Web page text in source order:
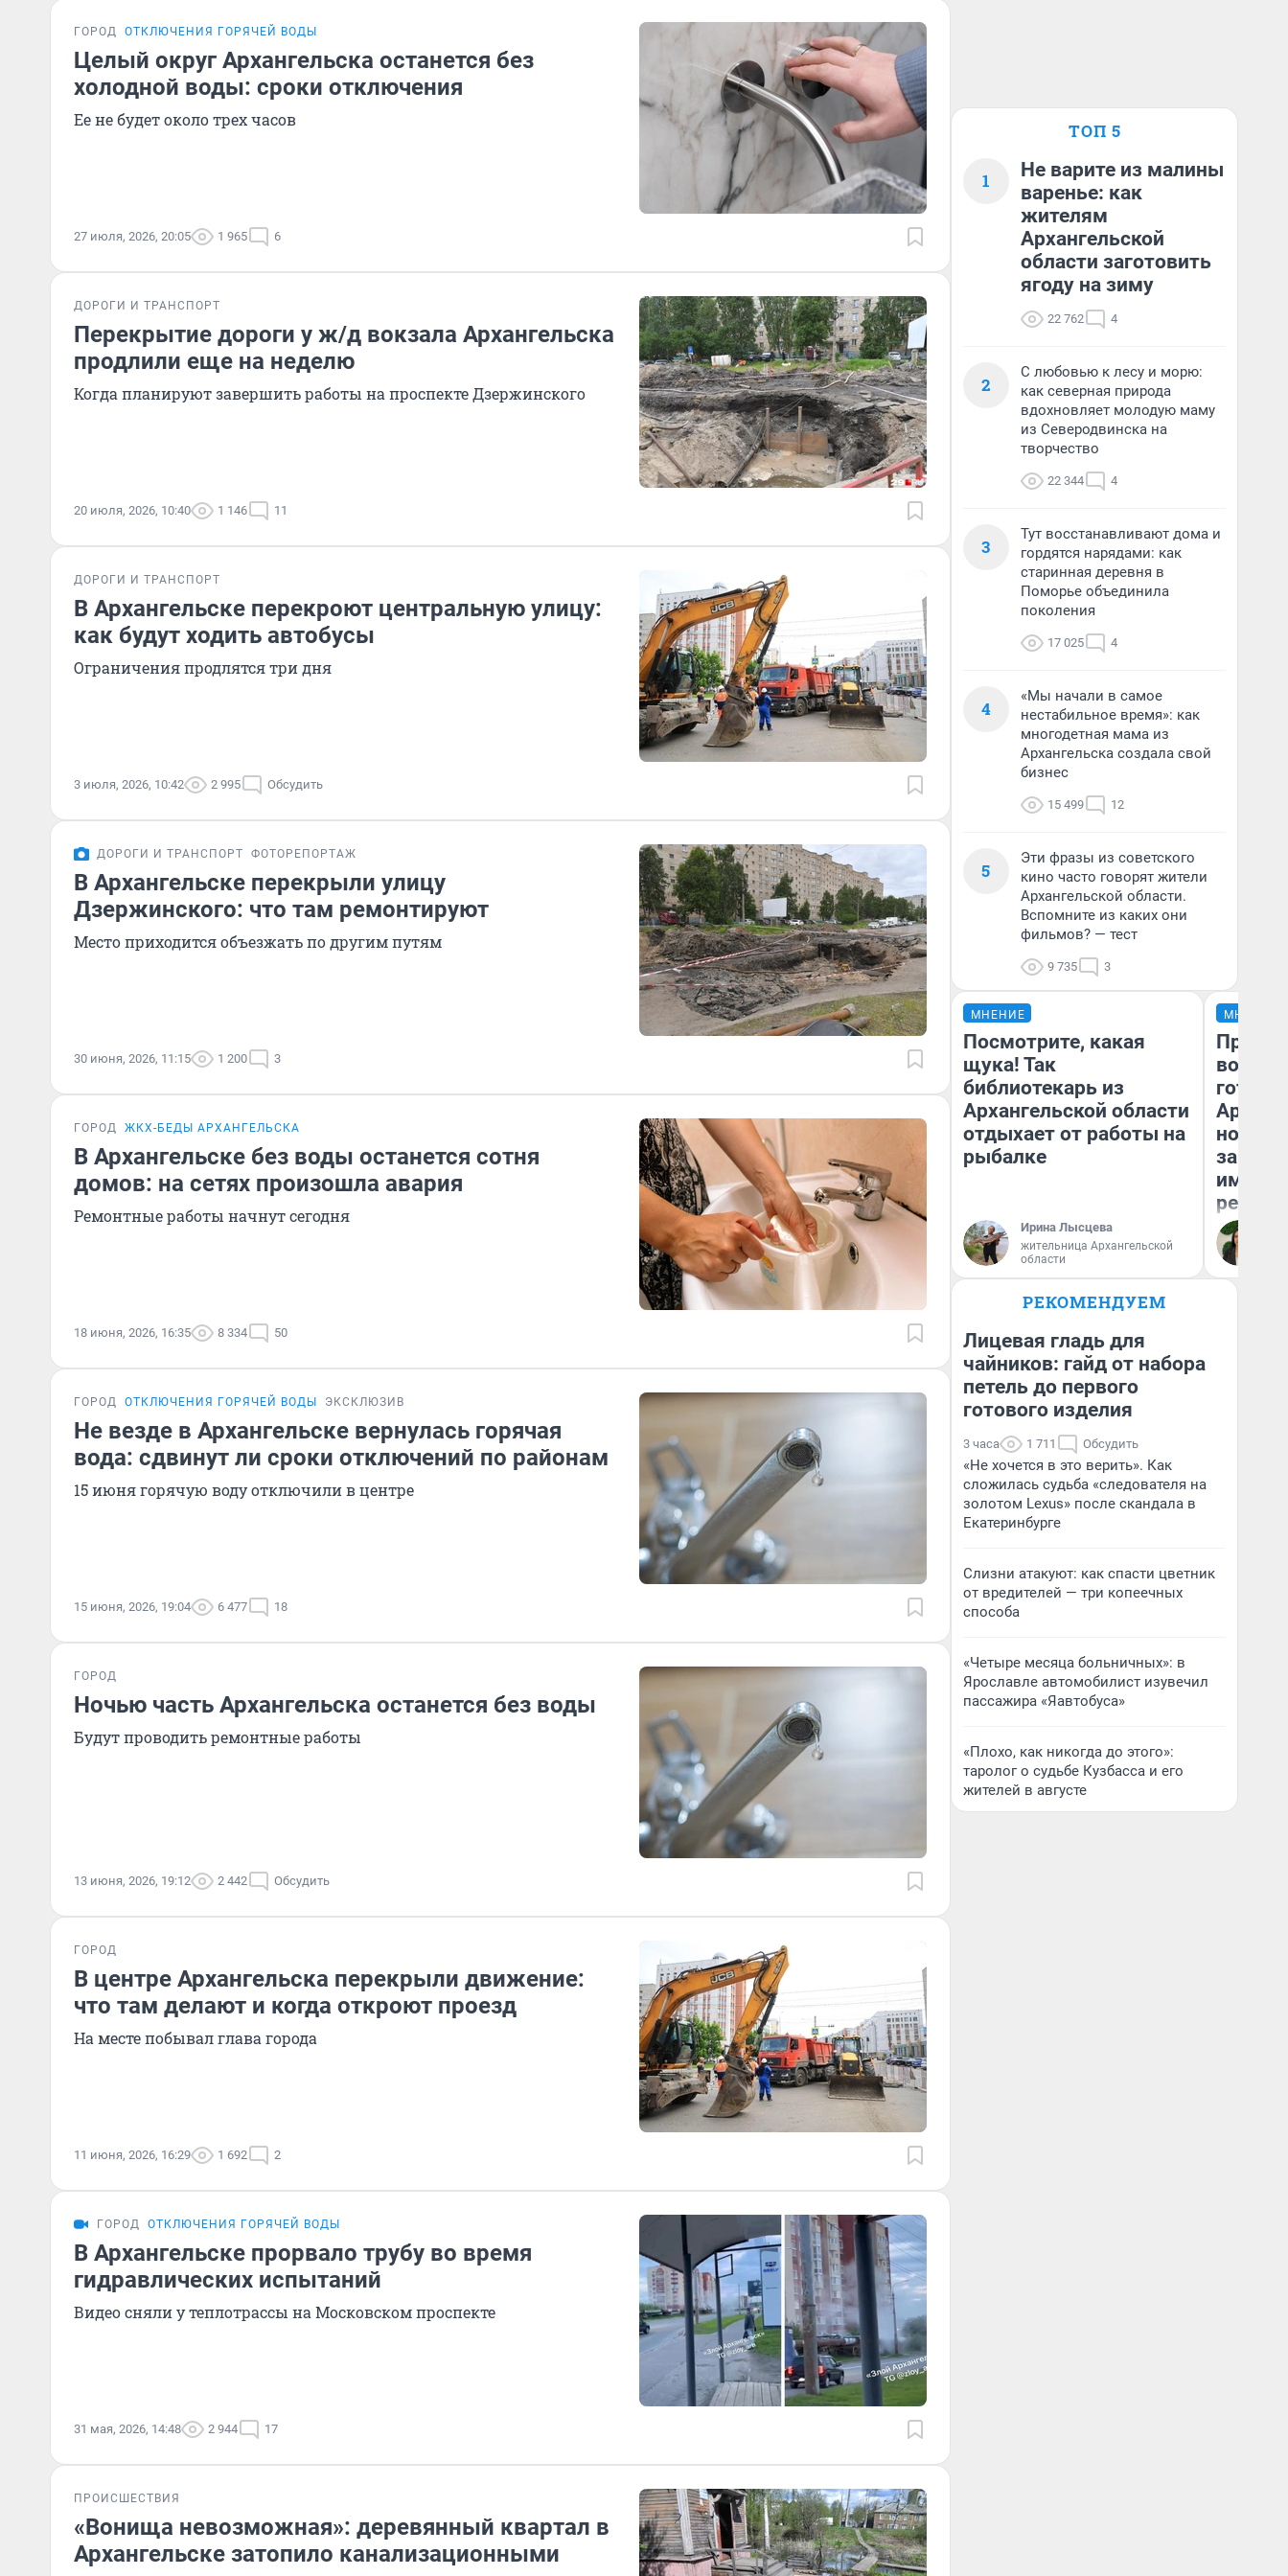
ГОРОД ОТКЛЮЧЕНИЯ ГОРЯЧЕЙ ВОДЫ
Целый округ Архангельска останется без
холодной воды: сроки отключения
Ее не будет около трех часов
27 июля, 2026, 20:05 1 965 6
ДОРОГИ И ТРАНСПОРТ
Перекрытие дороги у ж/д вокзала Архангельска
продлили еще на неделю
Когда планируют завершить работы на проспекте Дзержинского
20 июля, 2026, 10:40 1 146 11
ДОРОГИ И ТРАНСПОРТ
В Архангельске перекроют центральную улицу:
как будут ходить автобусы
Ограничения продлятся три дня
3 июля, 2026, 10:42 2 995 Обсудить
ДОРОГИ И ТРАНСПОРТ ФОТОРЕПОРТАЖ
В Архангельске перекрыли улицу
Дзержинского: что там ремонтируют
Место приходится объезжать по другим путям
30 июня, 2026, 11:15 1 200 3
ГОРОД ЖКХ-БЕДЫ АРХАНГЕЛЬСКА
В Архангельске без воды останется сотня
домов: на сетях произошла авария
Ремонтные работы начнут сегодня
18 июня, 2026, 16:35 8 334 50
ГОРОД ОТКЛЮЧЕНИЯ ГОРЯЧЕЙ ВОДЫ ЭКСКЛЮЗИВ
Не везде в Архангельске вернулась горячая
вода: сдвинут ли сроки отключений по районам
15 июня горячую воду отключили в центре
15 июня, 2026, 19:04 6 477 18
ГОРОД
Ночью часть Архангельска останется без воды
Будут проводить ремонтные работы
13 июня, 2026, 19:12 2 442 Обсудить
ГОРОД
В центре Архангельска перекрыли движение:
что там делают и когда откроют проезд
На месте побывал глава города
11 июня, 2026, 16:29 1 692 2
ГОРОД ОТКЛЮЧЕНИЯ ГОРЯЧЕЙ ВОДЫ
В Архангельске прорвало трубу во время
гидравлических испытаний
Видео сняли у теплотрассы на Московском проспекте
31 мая, 2026, 14:48 2 944 17
ПРОИСШЕСТВИЯ
«Вонища невозможная»: деревянный квартал в
Архангельске затопило канализационными
ТОП 5
1
Не варите из малины
варенье: как
жителям
Архангельской
области заготовить
ягоду на зиму
22 762 4
2
С любовью к лесу и морю:
как северная природа
вдохновляет молодую маму
из Северодвинска на
творчество
22 344 4
3
Тут восстанавливают дома и
гордятся нарядами: как
старинная деревня в
Поморье объединила
поколения
17 025 4
4
«Мы начали в самое
нестабильное время»: как
многодетная мама из
Архангельска создала свой
бизнес
15 499 12
5
Эти фразы из советского
кино часто говорят жители
Архангельской области.
Вспомните из каких они
фильмов? — тест
9 735 3
МНЕНИЕ
Посмотрите, какая
щука! Так
библиотекарь из
Архангельской области
отдыхает от работы на
рыбалке
Ирина Лысцева
жительница Архангельской
области
МНЕНИЕ
новый
закон
РЕКОМЕНДУЕМ
Лицевая гладь для
чайников: гайд от набора
петель до первого
готового изделия
3 часа 1 711 Обсудить
«Не хочется в это верить». Как
сложилась судьба «следователя на
золотом Lexus» после скандала в
Екатеринбурге
Слизни атакуют: как спасти цветник
от вредителей — три копеечных
способа
«Четыре месяца больничных»: в
Ярославле автомобилист изувечил
пассажира «Яавтобуса»
«Плохо, как никогда до этого»:
таролог о судьбе Кузбасса и его
жителей в августе